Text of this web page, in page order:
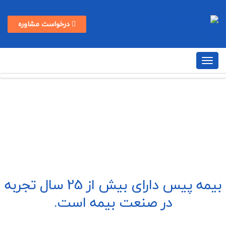
درخواست مشاوره
بیمه پیس دارای بیش از 25 سال تجربه
در صنعت بیمه است.